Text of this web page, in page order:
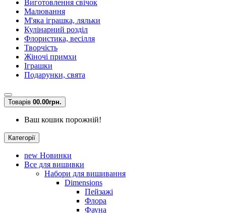
Виготовлення свічок
Малювання
М'яка іграшка, ляльки
Кулінарний розділ
Флористика, весілля
Творчість
Жіночі примхи
Іграшки
Подарунки, свята
Товарів 00.00грн.
Ваш кошик порожній!
Категорії
new Новинки
Все для вишивки
Набори для вишивання
Dimensions
Пейзажі
Флора
Фауна